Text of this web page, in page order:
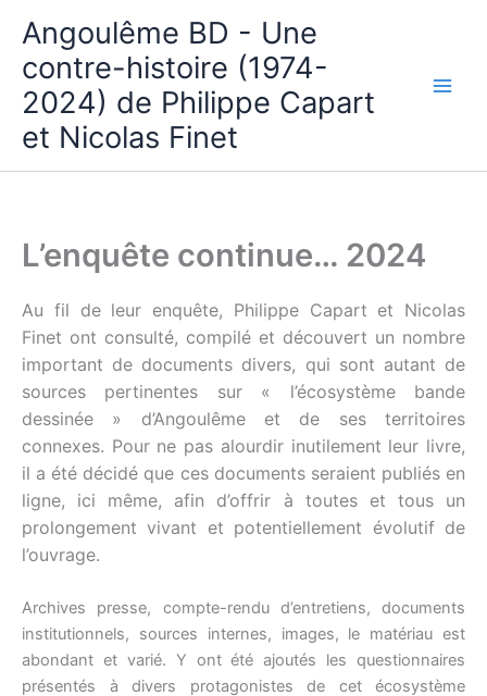
contenu
Angoulême BD - Une
contre-histoire (1974-
2024) de Philippe Capart
et Nicolas Finet
L’enquête continue… 2024
Au fil de leur enquête, Philippe Capart et Nicolas
Finet ont consulté, compilé et découvert un nombre
important de documents divers, qui sont autant de
sources pertinentes sur « l’écosystème bande
dessinée » d’Angoulême et de ses territoires
connexes. Pour ne pas alourdir inutilement leur livre,
il a été décidé que ces documents seraient publiés en
ligne, ici même, afin d’offrir à toutes et tous un
prolongement vivant et potentiellement évolutif de
l’ouvrage.
Archives presse, compte-rendu d’entretiens, documents
institutionnels, sources internes, images, le matériau est
abondant et varié. Y ont été ajoutés les questionnaires
présentés à divers protagonistes de cet écosystème